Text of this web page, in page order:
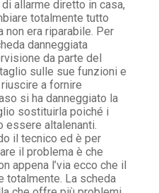
allarme diretto in casa,
totalmente tutto
non era riparabile. Per
danneggiata
da parte del
sulle sue funzioni e
a fornire
si ha danneggiato la
sostituirla poiché i
altalenanti.
il tecnico ed è per
il problema è che
appena l’via ecco che il
totalmente. La scheda